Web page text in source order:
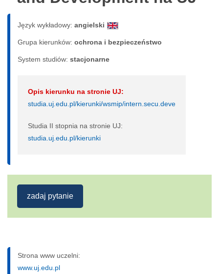
Język wykładowy: angielski
Grupa kierunków: ochrona i bezpieczeństwo
System studiów: sta­cjo­nar­ne
Opis kierunku na stronie UJ:
studia.uj.edu.pl/kierunki/wsmip/intern.secu.deve
Studia II stopnia na stronie UJ:
studia.uj.edu.pl/kierunki
zadaj pytanie
Strona www uczelni:
www.uj.edu.pl